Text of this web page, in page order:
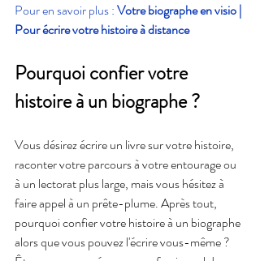
Pour en savoir plus : Votre biographe en visio |
Pour écrire votre histoire à distance
Pourquoi confier votre
histoire à un biographe ?
Vous désirez écrire un livre sur votre histoire,
raconter votre parcours à votre entourage ou
à un lectorat plus large, mais vous hésitez à
faire appel à un prête-plume. Après tout,
pourquoi confier votre histoire à un biographe
alors que vous pouvez l'écrire vous-même ?